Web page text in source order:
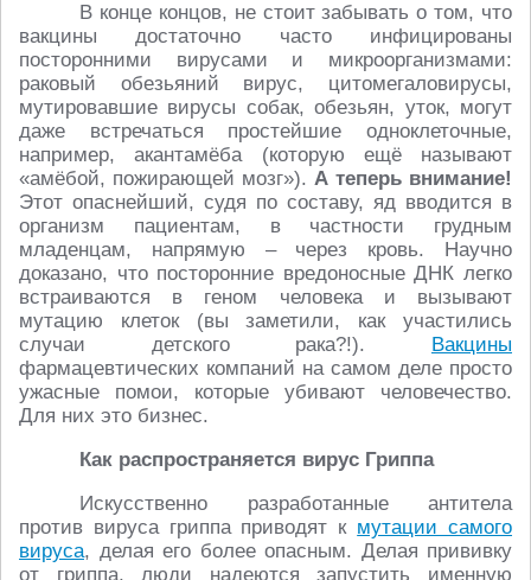
В конце концов, не стоит забывать о том, что
вакцины достаточно часто инфицированы
посторонними вирусами и микроорганизмами:
раковый обезьяний вирус, цитомегаловирусы,
мутировавшие вирусы собак, обезьян, уток, могут
даже встречаться простейшие одноклеточные,
например, акантамёба (которую ещё называют
«амёбой, пожирающей мозг»). А теперь внимание!
Этот опаснейший, судя по составу, яд вводится в
организм пациентам, в частности грудным
младенцам, напрямую – через кровь. Научно
доказано, что посторонние вредоносные ДНК легко
встраиваются в геном человека и вызывают
мутацию клеток (вы заметили, как участились
случаи детского рака?!). Вакцины
фармацевтических компаний на самом деле просто
ужасные помои, которые убивают человечество.
Для них это бизнес.
Как распространяется вирус Гриппа
Искусственно разработанные антитела
против вируса гриппа приводят к мутации самого
вируса, делая его более опасным. Делая прививку
от гриппа, люди надеются запустить именную